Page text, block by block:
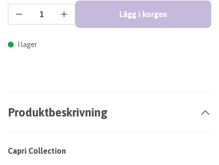
Lägg i korgen
I lager
Produktbeskrivning
Capri Collection